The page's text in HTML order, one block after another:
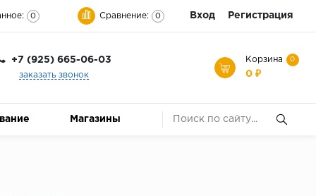
0 Сравнение: 0 Вход Регистрация
+7 (925) 665-06-03
заказать звонок
Корзина 0
0 ₽
Магазины